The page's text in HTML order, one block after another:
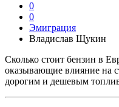
0
0
Эмиграция
Владислав Щукин
Сколько стоит бензин в
оказывающие влияние на
дорогим и дешевым